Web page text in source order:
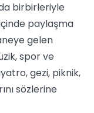
birbirleriyle
paylaşma
gelen
spor ve
gezi, piknik,
sözlerine